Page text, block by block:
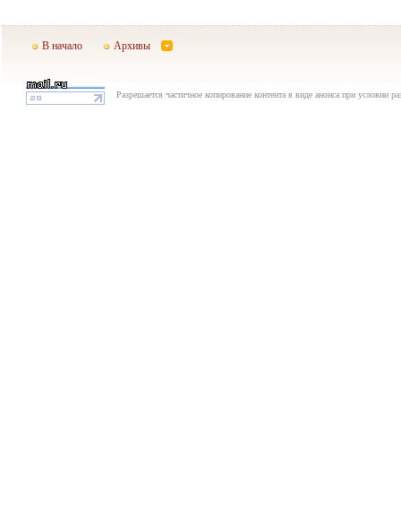
В начало Архивы
Разрешается частичное копирование контента в виде анонса при условии